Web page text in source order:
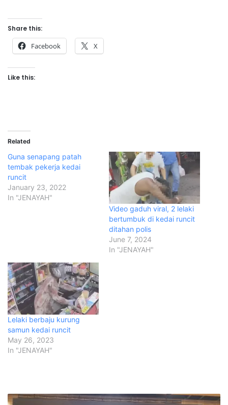
Share this:
Facebook X
Like this:
Related
Guna senapang patah
tembak pekerja kedai
runcit
January 23, 2022
In "JENAYAH"
Video gaduh viral, 2 lelaki
bertumbuk di kedai runcit
ditahan polis
June 7, 2024
In "JENAYAH"
Lelaki berbaju kurung
samun kedai runcit
May 26, 2023
In "JENAYAH"
R